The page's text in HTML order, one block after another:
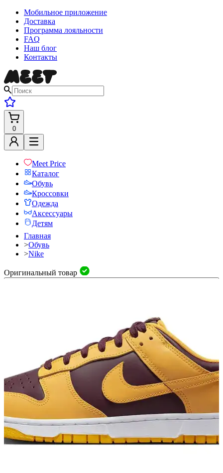
Мобильное приложение
Доставка
Программа лояльности
FAQ
Наш блог
Контакты
0
Meet Price
Каталог
Обувь
Кроссовки
Одежда
Аксессуары
Детям
Главная
>Обувь
>Nike
Оригинальный товар